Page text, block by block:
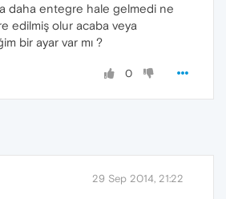
daha entegre hale gelmedi ne
edilmiş olur acaba veya
bir ayar var mı ?
0
29 Sep 2014, 21:22